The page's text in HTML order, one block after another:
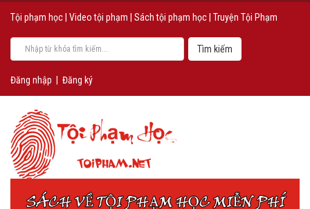
Tội phạm học Video tội phạm Sách tội phạm học Truyện Tội Phạm
Đăng nhập Đăng ký